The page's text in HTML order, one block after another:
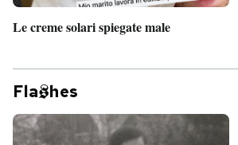
Le creme solari spiegate male
Fla hes